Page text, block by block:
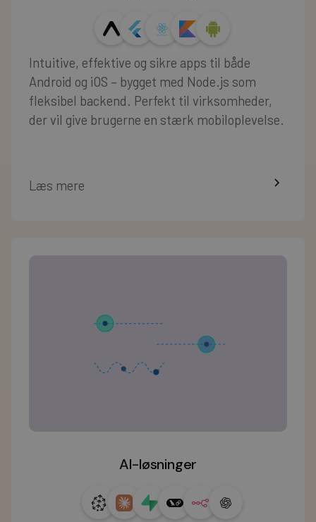
Intuitive, effektive og sikre apps til både
Android og iOS – bygget med Node.js som
fleksibel backend. Perfekt til virksomheder,
der vil give brugerne en stærk mobiloplevelse.
Læs mere
AI-løsninger